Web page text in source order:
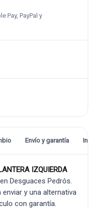
Pay, PayPal y
Envío y garantía
IZQUIERDA
Desguaces Pedrós.
y una alternativa
con garantía.